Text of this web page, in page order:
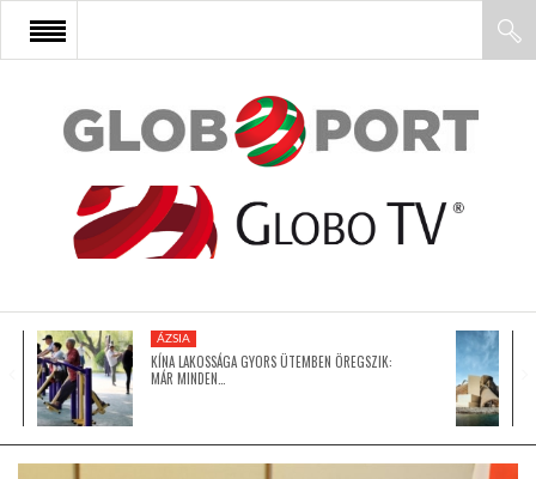
FŐOLDAL
AFRIKA
ÁZSIA
ÁZSIA
KÍNA LAKOSSÁGA GYORS ÜTEMBEN ÖREGSZIK:
MÁR MINDEN…